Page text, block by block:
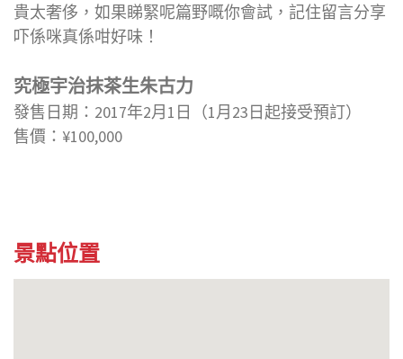
貴太奢侈，如果睇緊呢篇野嘅你會試，記住留言分享
吓係咪真係咁好味！
究極宇治抹茶生朱古力
發售日期：2017年2月1日（1月23日起接受預訂）
售價：¥100,000
景點位置